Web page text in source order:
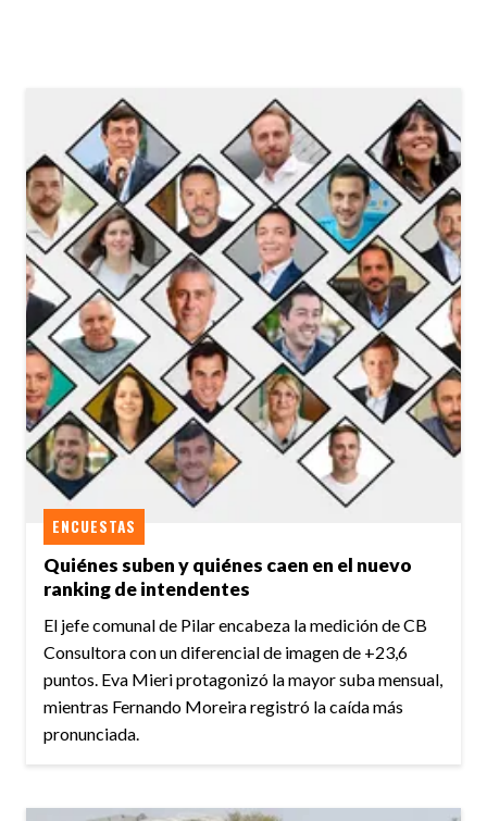
Quiénes suben y quiénes caen en el nuevo
ranking de intendentes
ENCUESTAS
El jefe comunal de Pilar encabeza la medición de CB
Consultora con un diferencial de imagen de +23,6
puntos. Eva Mieri protagonizó la mayor suba mensual,
mientras Fernando Moreira registró la caída más
pronunciada.